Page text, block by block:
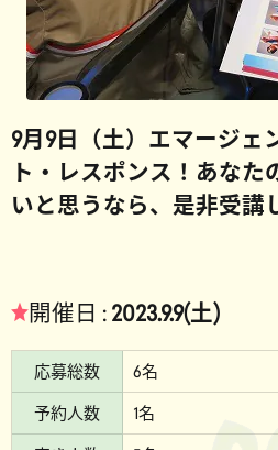
9月9日（土）エマージェ
ト・レスポンス！あなた
いと思うなら、是非受講
★開催日 :2023.9.9(土)
応募総数
6名
予約人数
1名